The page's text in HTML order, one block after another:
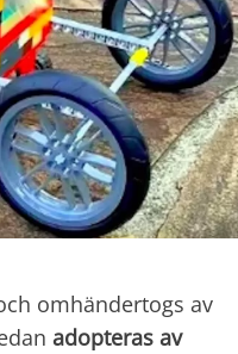
omhändertogs av
adopteras av